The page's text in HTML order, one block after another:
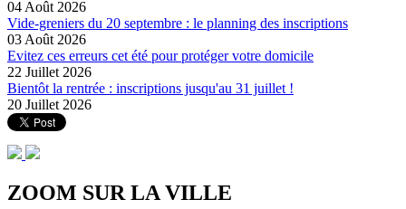
04 Août 2026
Vide-greniers du 20 septembre : le planning des inscriptions
03 Août 2026
Evitez ces erreurs cet été pour protéger votre domicile
22 Juillet 2026
Bientôt la rentrée : inscriptions jusqu'au 31 juillet !
20 Juillet 2026
ZOOM SUR LAVILLE